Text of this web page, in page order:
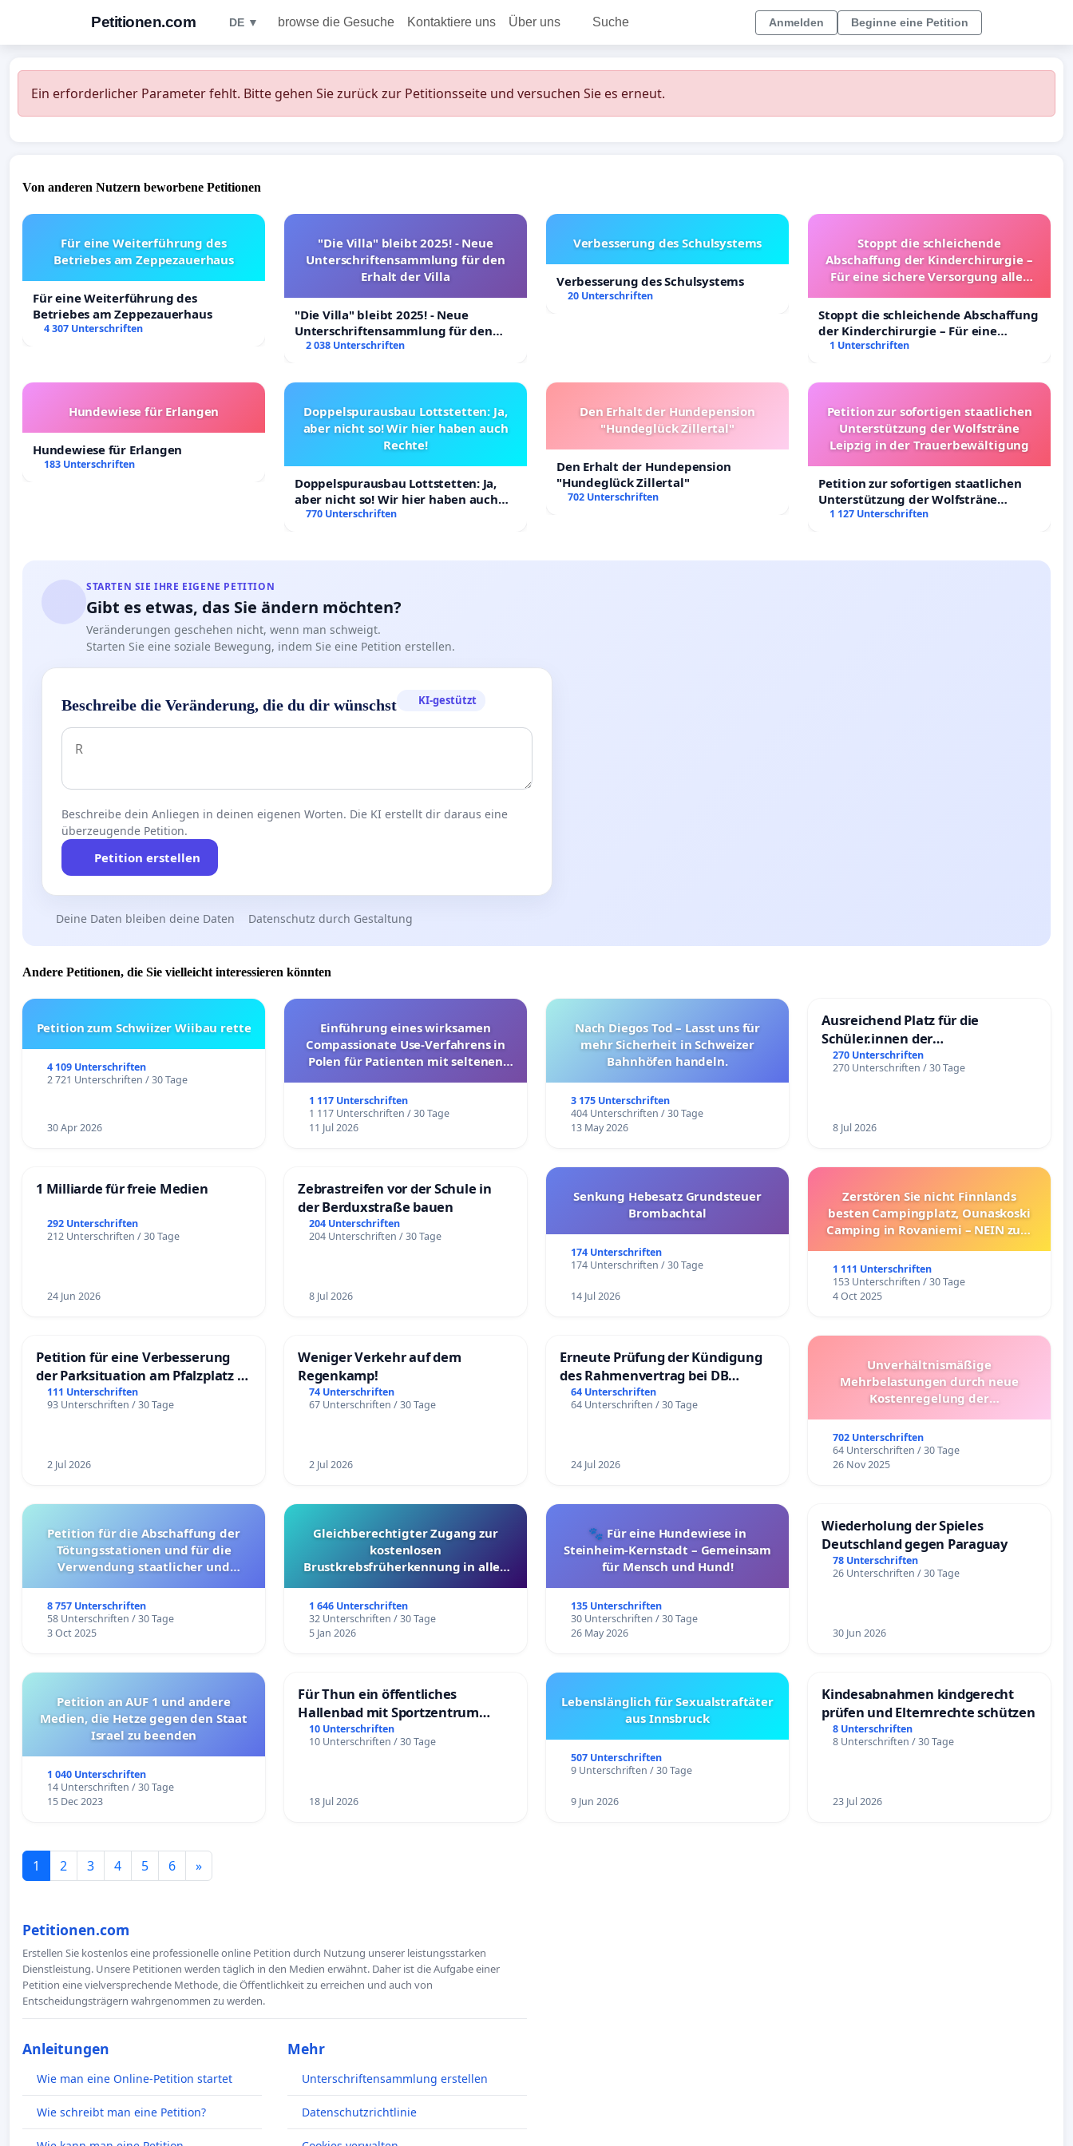
Petitionen.com DE ▼ browse die Gesuche Kontaktiere uns Über uns Suche Anmelden Beginne eine Petition
Ein erforderlicher Parameter fehlt. Bitte gehen Sie zurück zur Petitionsseite und versuchen Sie es erneut.
Von anderen Nutzern beworbene Petitionen
Für eine Weiterführung des
Betriebes am Zeppezauerhaus
Für eine Weiterführung des
Betriebes am Zeppezauerhaus
4 307 Unterschriften
"Die Villa" bleibt 2025! - Neue
Unterschriftensammlung für den
Erhalt der Villa
"Die Villa" bleibt 2025! - Neue
Unterschriftensammlung für den
Erhalt der Villa
2 038 Unterschriften
Verbesserung des Schulsystems
Verbesserung des Schulsystems
20 Unterschriften
Stoppt die schleichende
Abschaffung der Kinderchirurgie –
Für eine sichere Versorgung aller
Stoppt die schleichende Abschaffung
der Kinderchirurgie – Für eine
sichere Versorgung aller Kinder in
1 Unterschriften
Hundewiese für Erlangen
Hundewiese für Erlangen
183 Unterschriften
Doppelspurausbau Lottstetten: Ja,
aber nicht so! Wir hier haben auch
Rechte!
Doppelspurausbau Lottstetten: Ja,
aber nicht so! Wir hier haben auch
Rechte!
770 Unterschriften
Den Erhalt der Hundepension
"Hundeglück Zillertal"
Den Erhalt der Hundepension
"Hundeglück Zillertal"
702 Unterschriften
Petition zur sofortigen staatlichen
Unterstützung der Wolfsträne
Leipzig in der Trauerbewältigung
Petition zur sofortigen staatlichen
Unterstützung der Wolfsträne
Leipzig in der Trauerbewältigung
1 127 Unterschriften
STARTEN SIE IHRE EIGENE PETITION
Gibt es etwas, das Sie ändern möchten?
Veränderungen geschehen nicht, wenn man schweigt.
Starten Sie eine soziale Bewegung, indem Sie eine Petition erstellen.
Beschreibe die Veränderung, die du dir wünschst KI-gestützt
Beschreibe dein Anliegen in deinen eigenen Worten. Die KI erstellt dir daraus eine
überzeugende Petition.
Petition erstellen
Deine Daten bleiben deine Daten Datenschutz durch Gestaltung
Andere Petitionen, die Sie vielleicht interessieren könnten
Petition zum Schwiizer Wiibau rette
4 109 Unterschriften
2 721 Unterschriften / 30 Tage
30 Apr 2026
Einführung eines wirksamen
Compassionate Use-Verfahrens in
Polen für Patienten mit seltenen
1 117 Unterschriften
1 117 Unterschriften / 30 Tage
11 Jul 2026
Nach Diegos Tod – Lasst uns für
mehr Sicherheit in Schweizer
Bahnhöfen handeln.
3 175 Unterschriften
404 Unterschriften / 30 Tage
13 May 2026
Ausreichend Platz für die
Schüler.innen der
Schönbergschule
270 Unterschriften
270 Unterschriften / 30 Tage
8 Jul 2026
1 Milliarde für freie Medien
292 Unterschriften
212 Unterschriften / 30 Tage
24 Jun 2026
Zebrastreifen vor der Schule in
der Berduxstraße bauen
204 Unterschriften
204 Unterschriften / 30 Tage
8 Jul 2026
Senkung Hebesatz Grundsteuer
Brombachtal
174 Unterschriften
174 Unterschriften / 30 Tage
14 Jul 2026
Zerstören Sie nicht Finnlands
besten Campingplatz, Ounaskoski
Camping in Rovaniemi – NEIN zum
1 111 Unterschriften
153 Unterschriften / 30 Tage
4 Oct 2025
Petition für eine Verbesserung
der Parksituation am Pfalzplatz in
Mannheim
111 Unterschriften
93 Unterschriften / 30 Tage
2 Jul 2026
Weniger Verkehr auf dem
Regenkamp!
74 Unterschriften
67 Unterschriften / 30 Tage
2 Jul 2026
Erneute Prüfung der Kündigung
des Rahmenvertrag bei DB
Fahrwegdienste Gmbh
64 Unterschriften
64 Unterschriften / 30 Tage
24 Jul 2026
Unverhältnismäßige
Mehrbelastungen durch neue
Kostenregelung der
Überprüfung und Alternativen
702 Unterschriften
64 Unterschriften / 30 Tage
26 Nov 2025
Petition für die Abschaffung der
Tötungsstationen und für die
Verwendung staatlicher und
8 757 Unterschriften
58 Unterschriften / 30 Tage
3 Oct 2025
Gleichberechtigter Zugang zur
kostenlosen
Brustkrebsfrüherkennung in allen
1 646 Unterschriften
32 Unterschriften / 30 Tage
5 Jan 2026
🐾 Für eine Hundewiese in
Steinheim-Kernstadt – Gemeinsam
für Mensch und Hund!
135 Unterschriften
30 Unterschriften / 30 Tage
26 May 2026
Wiederholung der Spieles
Deutschland gegen Paraguay
78 Unterschriften
26 Unterschriften / 30 Tage
30 Jun 2026
Petition an AUF 1 und andere
Medien, die Hetze gegen den Staat
Israel zu beenden
1 040 Unterschriften
14 Unterschriften / 30 Tage
15 Dec 2023
Für Thun ein öffentliches
Hallenbad mit Sportzentrum
schaffen
10 Unterschriften
10 Unterschriften / 30 Tage
18 Jul 2026
Lebenslänglich für Sexualstraftäter
aus Innsbruck
507 Unterschriften
9 Unterschriften / 30 Tage
9 Jun 2026
Kindesabnahmen kindgerecht
prüfen und Elternrechte schützen
8 Unterschriften
8 Unterschriften / 30 Tage
23 Jul 2026
1 2 3 4 5 6 »
Petitionen.com
Erstellen Sie kostenlos eine professionelle online Petition durch Nutzung unserer leistungsstarken
Dienstleistung. Unsere Petitionen werden täglich in den Medien erwähnt. Daher ist die Aufgabe einer
Petition eine vielversprechende Methode, die Öffentlichkeit zu erreichen und auch von
Entscheidungsträgern wahrgenommen zu werden.
Anleitungen
Wie man eine Online-Petition startet
Wie schreibt man eine Petition?
Mehr
Unterschriftensammlung erstellen
Datenschutzrichtlinie